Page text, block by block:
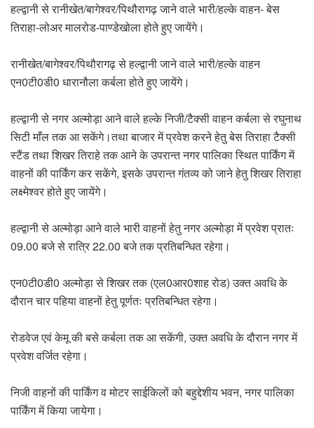
हल्द्वानी से रानीखेत/बागेश्वर/पिथौरागढ़ जाने वाले भारी/हल्के वाहन- बेस
तिराहा-लोअर मालरोड-पाण्डेखोला होते हुए जायेंगे।
रानीखेत/बागेश्वर/पिथौरागढ़ से हल्द्वानी जाने वाले भारी/हल्के वाहन
एन0टी0डी0 धारानौला कर्बला होते हुए जायेंगे।
हल्द्वानी से नगर अल्मोड़ा आने वाले हल्के निजी/टैक्सी वाहन कर्बला से रघुनाथ
सिटी माँल तक आ सकेंगे।तथा बाजार में प्रवेश करने हेतु बेस तिराहा टैक्सी
स्टैंड तथा शिखर तिराहे तक आने के उपरान्त नगर पालिका स्थित पार्किंग में
वाहनों की पार्किंग कर सकेंगे, इसके उपरान्त गंतव्य को जाने हेतु शिखर तिराहा
लक्ष्मेश्वर होते हुए जायेंगे।
हल्द्वानी से अल्मोड़ा आने वाले भारी वाहनों हेतु नगर अल्मोड़ा में प्रवेश प्रातः
09.00 बजे से रात्रि 22.00 बजे तक प्रतिबन्धित रहेगा।
एन0टी0डी0 अल्मोड़ा से शिखर तक (एल0आर0शाह रोड) उक्त अवधि के
दौरान चार पहिया वाहनों हेतु पूर्णतः प्रतिबन्धित रहेगा।
रोडवेज एवं केमू की बसे कर्बला तक आ सकेंगी, उक्त अवधि के दौरान नगर में
प्रवेश वर्जित रहेगा।
निजी वाहनों की पार्किंग व मोटर साईकिलों को बहुद्देशीय भवन, नगर पालिका
पार्किंग में किया जायेगा।